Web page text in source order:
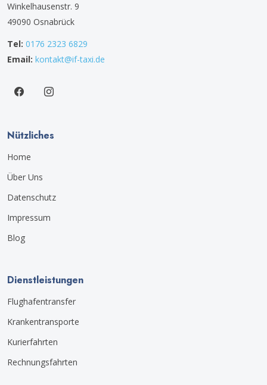
Winkelhausenstr. 9
49090 Osnabrück
Tel: 0176 2323 6829
Email: kontakt@if-taxi.de
Nützliches
Home
Über Uns
Datenschutz
Impressum
Blog
Dienstleistungen
Flughafentransfer
Krankentransporte
Kurierfahrten
Rechnungsfahrten